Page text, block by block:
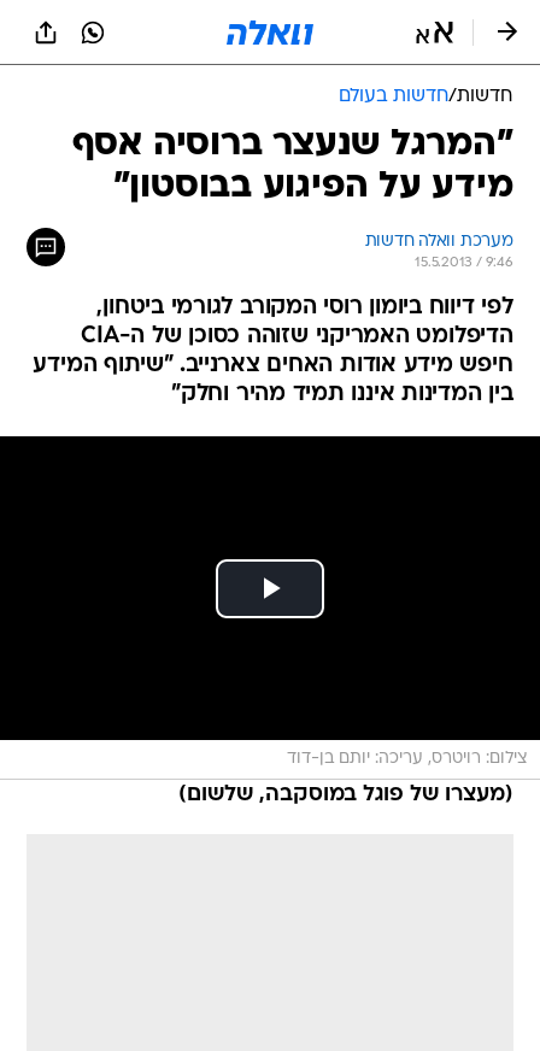
חדשות/חדשות בעולם
"המרגל שנעצר ברוסיה אסף
מידע על הפיגוע בבוסטון"
מערכת וואלה חדשות
15.5.2013 / 9:46
לפי דיווח ביומון רוסי המקורב לגורמי ביטחון,
הדיפלומט האמריקני שזוהה כסוכן של ה-CIA
חיפש מידע אודות האחים צארנייב. "שיתוף המידע
בין המדינות איננו תמיד מהיר וחלק"
צילום: רויטרס, עריכה: יותם בן-דוד
(מעצרו של פוגל במוסקבה, שלשום)